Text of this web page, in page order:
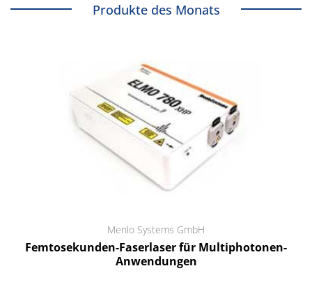
Produkte des Monats
Menlo Systems GmbH
Femtosekunden-Faserlaser für Multiphotonen-
Anwendungen